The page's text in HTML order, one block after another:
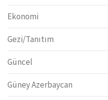
Ekonomi
Gezi/Tanıtım
Güncel
Güney Azerbaycan